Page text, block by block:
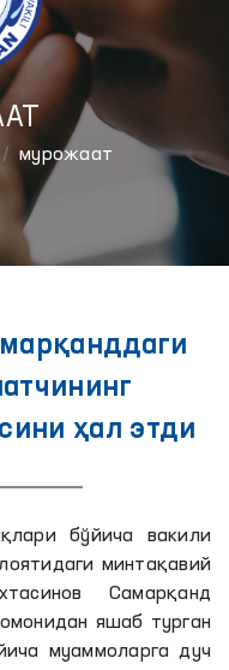
мурожаат
ҳал этди
бўйича вакили
минтақавий
Самарқанд
яшаб турган
муаммоларга дуч